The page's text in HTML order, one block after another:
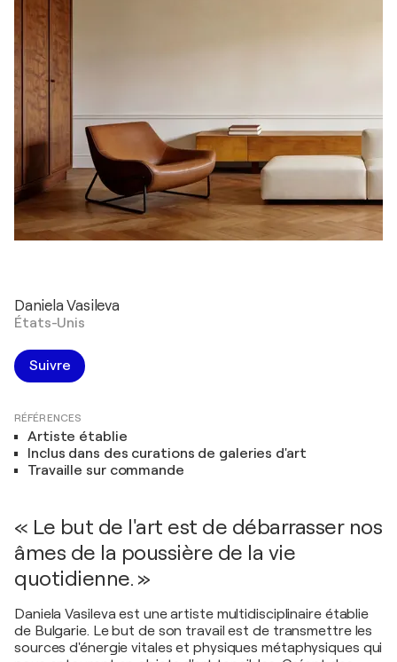
Daniela Vasileva
États-Unis
Suivre
RÉFÉRENCES
Artiste établie
Inclus dans des curations de galeries d'art
Travaille sur commande
« Le but de l'art est de débarrasser nos
âmes de la poussière de la vie
quotidienne. »
Daniela Vasileva est une artiste multidisciplinaire établie
de Bulgarie. Le but de son travail est de transmettre les
sources d'énergie vitales et physiques métaphysiques qui